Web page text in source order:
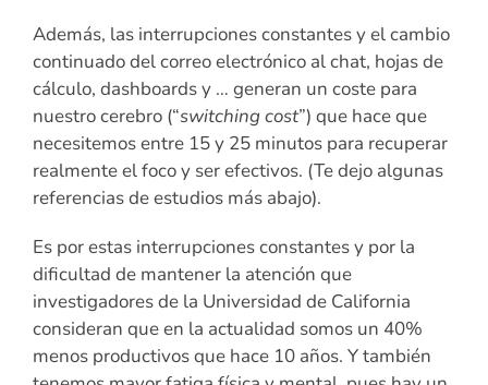
Además, las interrupciones constantes y el cambio
continuado del correo electrónico al chat, hojas de
cálculo, dashboards y … generan un coste para
nuestro cerebro (“switching cost”) que hace que
necesitemos entre 15 y 25 minutos para recuperar
realmente el foco y ser efectivos. (Te dejo algunas
referencias de estudios más abajo).
Es por estas interrupciones constantes y por la
dificultad de mantener la atención que
investigadores de la Universidad de California
consideran que en la actualidad somos un 40%
menos productivos que hace 10 años. Y también